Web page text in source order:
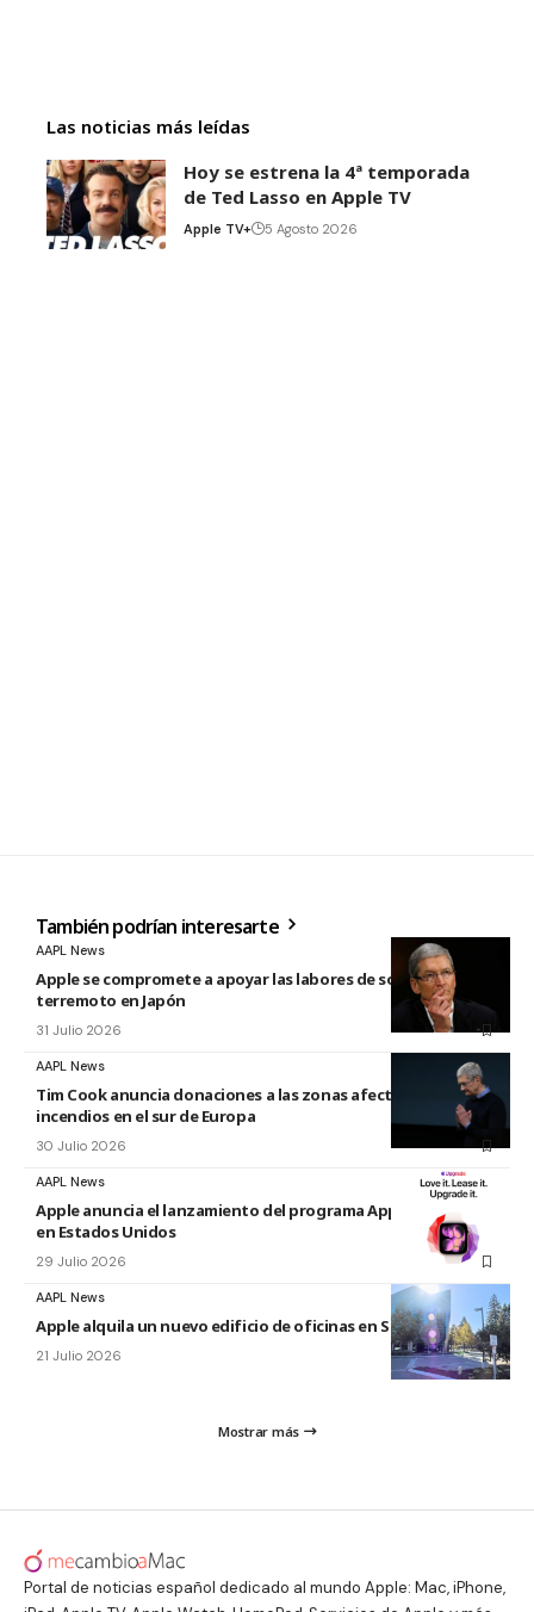
Las noticias más leídas
Hoy se estrena la 4ª temporada
de Ted Lasso en Apple TV
Apple TV+ 5 Agosto 2026
También podrían interesarte
AAPL News
Apple se compromete a apoyar las labores de socorro tras el
terremoto en Japón
31 Julio 2026
AAPL News
Tim Cook anuncia donaciones a las zonas afectadas por los
incendios en el sur de Europa
30 Julio 2026
AAPL News
Apple anuncia el lanzamiento del programa Apple Upgrade
en Estados Unidos
29 Julio 2026
AAPL News
Apple alquila un nuevo edificio de oficinas en Sunnyvale
21 Julio 2026
Mostrar más
Portal de noticias español dedicado al mundo Apple: Mac, iPhone,